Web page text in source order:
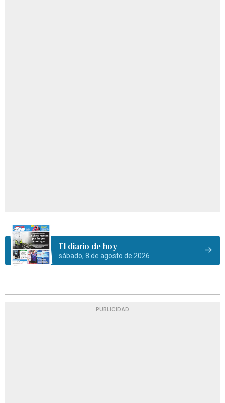
El diario de hoy
sábado, 8 de agosto de 2026
PUBLICIDAD